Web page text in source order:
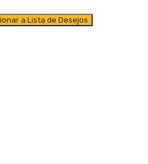
a Lista de Desejos